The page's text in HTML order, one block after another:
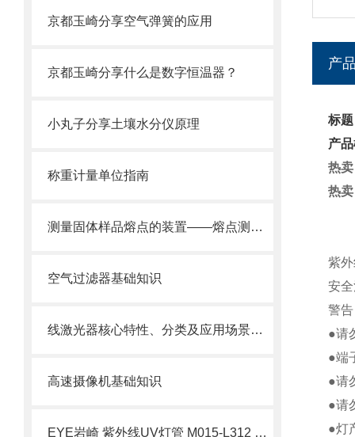
京都玉崎分享空气弹簧的应用
京都玉崎分享什么是数字恒温器？
小丸子分享土壤水分仪原理
称重计量单位指南
测量固体样品熔点的装置——熔点测量仪
空气过滤器基础知识
线激光器核心特性、分类及应用场景基础
高速摄像机基础知识
EYE岩崎 紫外线UV灯管 M015-L312 简介
产
标
产
热
热
紫
安
警告
●请
●端
●请
●请
●灯